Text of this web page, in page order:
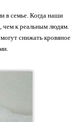
в семье. Когда наши
чем к реальным людям.
снижать кровяное